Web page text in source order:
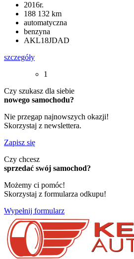
2016r.
188 132 km
automatyczna
benzyna
AKL18JDAD
szczegóły
1
Czy szukasz dla siebie
nowego samochodu?
Nie przegap najnowszych okazji!
Skorzystaj z newslettera.
Zapisz się
Czy chcesz
sprzedać swój samochod?
Możemy ci pomóc!
Skorzystaj z formularza odkupu!
Wypełnij formularz